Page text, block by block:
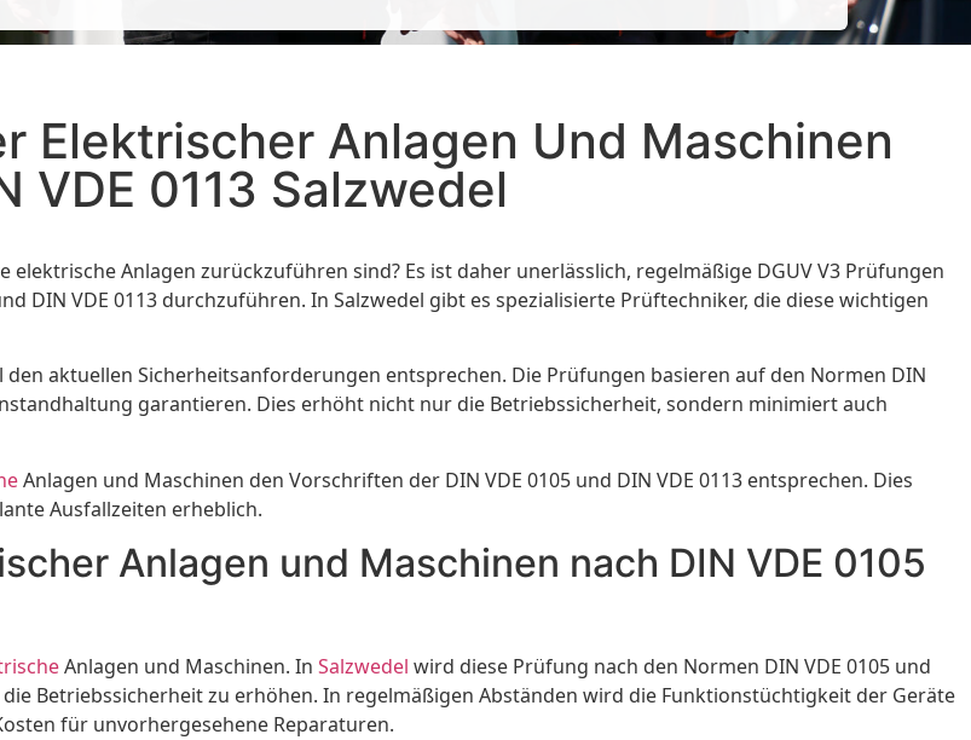
Elektrischer Anlagen Und Maschinen
VDE 0113 Salzwedel
Anlagen zurückzuführen sind? Es ist daher unerlässlich, regelmäßige DGUV V3 Prüfungen
DIN VDE 0113 durchzuführen. In Salzwedel gibt es spezialisierte Prüftechniker, die diese wichtigen
aktuellen Sicherheitsanforderungen entsprechen. Die Prüfungen basieren auf den Normen DIN
garantieren. Dies erhöht nicht nur die Betriebssicherheit, sondern minimiert auch
Anlagen und Maschinen den Vorschriften der DIN VDE 0105 und DIN VDE 0113 entsprechen. Dies
Ausfallzeiten erheblich.
Anlagen und Maschinen nach DIN VDE 0105
Anlagen und Maschinen. In Salzwedel wird diese Prüfung nach den Normen DIN VDE 0105 und
Betriebssicherheit zu erhöhen. In regelmäßigen Abständen wird die Funktionstüchtigkeit der Geräte
für unvorhergesehene Reparaturen.